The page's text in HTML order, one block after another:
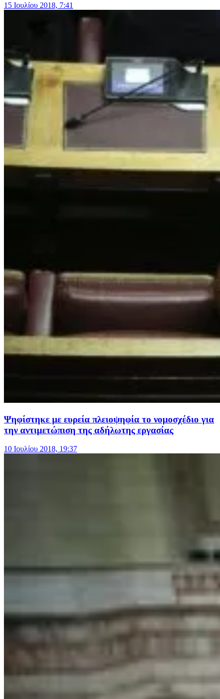
15 Ιουλίου 2018, 7:41
Ψηφίστηκε με ευρεία πλειοψηφία το νομοσχέδιο για
την αντιμετώπιση της αδήλωτης εργασίας
10 Ιουλίου 2018, 19:37